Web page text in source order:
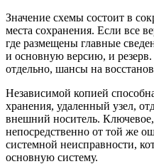
Значение схемы состоит в
места сохранения. Если все
где размещены главные
и основную версию, и резерв.
отдельно, шансы на
Независимой копией
хранения, удаленный узел,
внешний носитель. Ключевое,
непосредственно от той же
системной неисправности,
основную систему.